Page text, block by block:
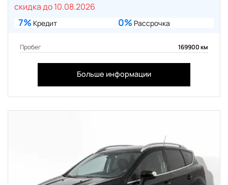
скидка до 10.08.2026
7% Кредит 0% Рассрочка
Пробег 169900 км
Больше информации